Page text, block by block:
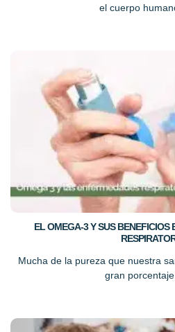
el cuerpo
EL OMEGA-3 Y SUS BENEFICIOS
Mucha de la pureza que nuestra
gran